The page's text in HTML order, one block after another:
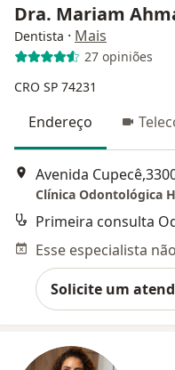
Dra. Mariam
Dentista · Mais
27 opiniões
CRO SP 74231
Endereço
Avenida
Clínica Odontológica
Solicite um